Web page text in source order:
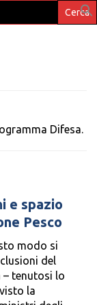
Difesa.
e spazio
Pesco
modo si
del
– tenutosi lo
la